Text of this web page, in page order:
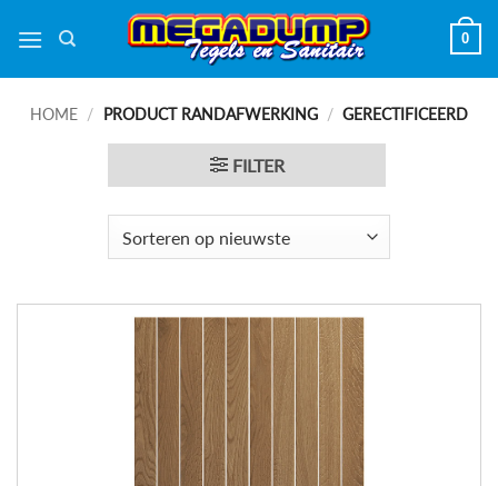
naar
0
HOME / PRODUCT RANDAFWERKING / GERECTIFICEERD
FILTER